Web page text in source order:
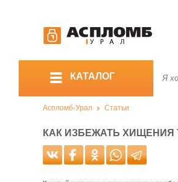
КАТАЛОГ
Аспломб-Урал Статьи
КАК ИЗБЕЖАТЬ